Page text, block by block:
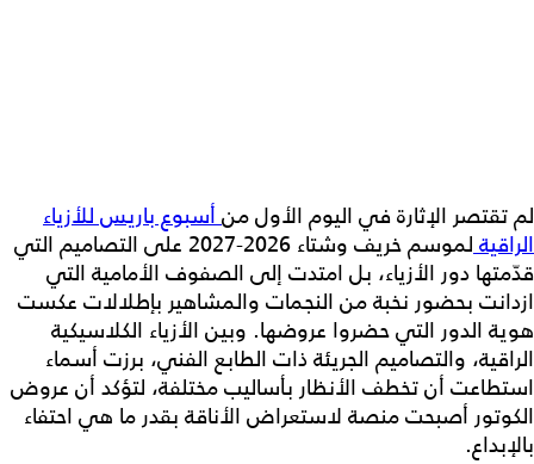
لم تقتصر الإثارة في اليوم الأول منأسبوع باريس للأزياء
الراقية
لموسم خريف وشتاء 2026-2027 على التصاميم التي
قدّمتها دور الأزياء، بل امتدت إلى الصفوف الأمامية التي
ازدانت بحضور نخبة من النجمات والمشاهير بإطلالات عكست
هوية الدور التي حضروا عروضها. وبين الأزياء الكلاسيكية
الراقية، والتصاميم الجريئة ذات الطابع الفني، برزت أسماء
استطاعت أن تخطف الأنظار بأساليب مختلفة، لتؤكد أن عروض
الكوتور أصبحت منصة لاستعراض الأناقة بقدر ما هي احتفاء
بالإبداع.